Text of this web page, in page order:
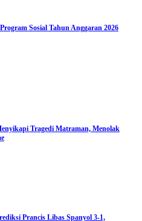
Sosial Tahun Anggaran 2026
Tragedi Matraman, Menolak
Prancis Libas Spanyol 3-1,